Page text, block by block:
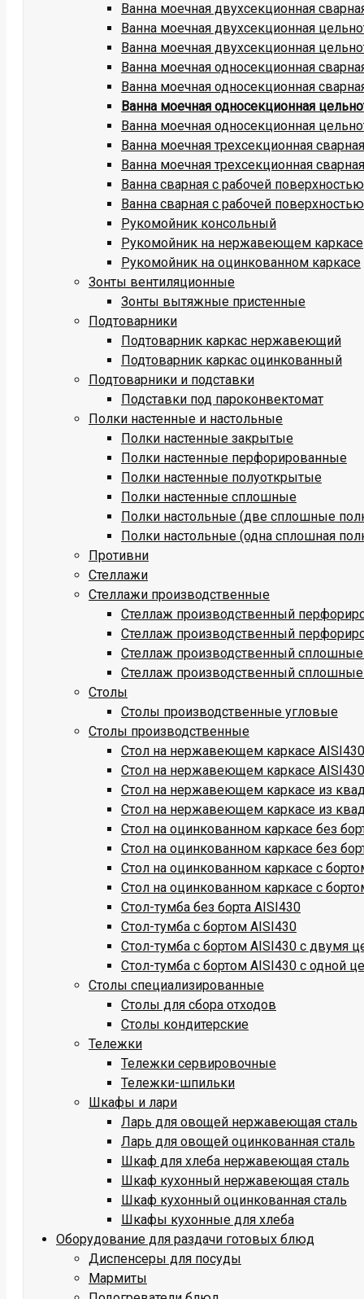
Ванна моечная двухсекционная
Ванна моечная двухсекционная
Ванна моечная двухсекционная
Ванна моечная односекционная
Ванна моечная односекционная
Ванна моечная односекционная
Ванна моечная односекционная
Ванна моечная трехсекционная
Ванна моечная трехсекционная
Ванна сварная с рабочей
Ванна сварная с рабочей
Рукомойник консольный
Рукомойник на нержавеющем каркасе
Рукомойник на оцинкованном каркасе
Зонты вентиляционные
Зонты вытяжные пристенные
Подтоварники
Подтоварник каркас нержавеющий
Подтоварник каркас оцинкованный
Подтоварники и подставки
Подставки под пароконвектомат
Полки настенные и настольные
Полки настенные закрытые
Полки настенные перфорированные
Полки настенные полуоткрытые
Полки настенные сплошные
Полки настольные (две сплошные
Полки настольные (одна сплошная
Противни
Стеллажи
Стеллажи производственные
Стеллаж производственный
Стеллаж производственный
Стеллаж производственный
Стеллаж производственный
Столы
Столы производственные угловые
Столы производственные
Стол на нержавеющем каркасе
Стол на нержавеющем каркасе
Стол на нержавеющем каркасе из
Стол на нержавеющем каркасе из
Стол на оцинкованном каркасе без
Стол на оцинкованном каркасе без
Стол на оцинкованном каркасе с
Стол на оцинкованном каркасе с
Стол-тумба без борта AISI430
Стол-тумба с бортом AISI430
Стол-тумба с бортом AISI430 с двумя
Стол-тумба с бортом AISI430 с одной
Столы специализированные
Столы для сбора отходов
Столы кондитерские
Тележки
Тележки сервировочные
Тележки-шпильки
Шкафы и лари
Ларь для овощей нержавеющая сталь
Ларь для овощей оцинкованная сталь
Шкаф для хлеба нержавеющая сталь
Шкаф кухонный нержавеющая сталь
Шкаф кухонный оцинкованная сталь
Шкафы кухонные для хлеба
Оборудование для раздачи готовых блюд
Диспенсеры для посуды
Мармиты